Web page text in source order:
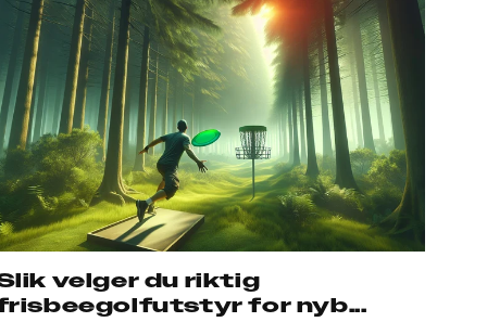
velger du riktig
for nyb...